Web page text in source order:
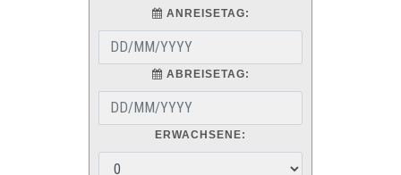
ANREISETAG:
ABREISETAG:
ERWACHSENE: